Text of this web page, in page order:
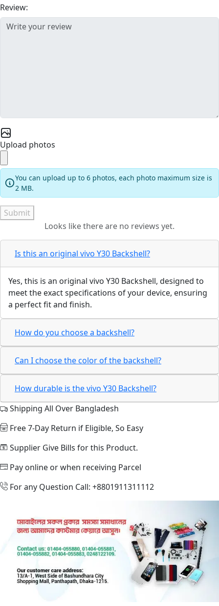
Review:
Upload photos
You can upload up to 6 photos, each photo maximum size is
2 MB.
Submit
Looks like there are no reviews yet.
Is this an original vivo Y30 Backshell?
Yes, this is an original vivo Y30 Backshell, designed to
meet the exact specifications of your device, ensuring
a perfect fit and finish.
How do you choose a backshell?
Can I choose the color of the backshell?
How durable is the vivo Y30 Backshell?
Shipping All Over Bangladesh
Free 7-Day Return if Eligible, So Easy
Supplier Give Bills for this Product.
Pay online or when receiving Parcel
For any Question Call: +8801911311112